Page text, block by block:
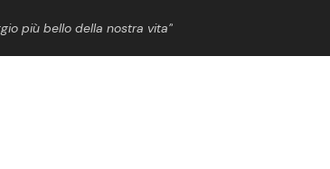
più bello della nostra vita”